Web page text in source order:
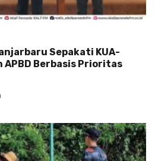
Sepakati KUA-
APBD Berbasis Prioritas